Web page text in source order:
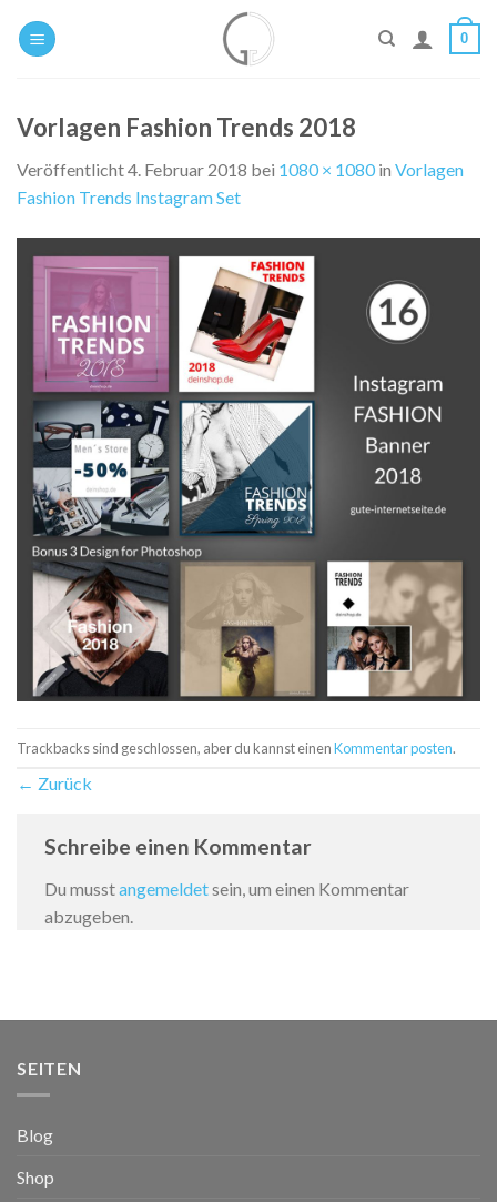
Inhalt
0
Vorlagen Fashion Trends 2018
Veröffentlicht4. Februar 2018 bei 1080 × 1080 in Vorlagen
Fashion Trends Instagram Set
Trackbacks sind geschlossen, aber du kannst einenKommentar posten.
← Zurück
Schreibe einen Kommentar
Du musstangemeldetsein, um einen Kommentar
abzugeben.
SEITEN
Blog
Shop